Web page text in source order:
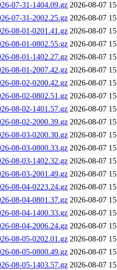
07-31-1404.09.gz 2026-08-07
07-31-2002.25.gz 2026-08-07
08-01-0201.41.gz 2026-08-07
08-01-0802.55.gz 2026-08-07
08-01-1402.27.gz 2026-08-07
08-01-2007.42.gz 2026-08-07
08-02-0200.42.gz 2026-08-07
08-02-0802.51.gz 2026-08-07
08-02-1401.57.gz 2026-08-07
08-02-2000.39.gz 2026-08-07
08-03-0200.30.gz 2026-08-07
08-03-0800.33.gz 2026-08-07
08-03-1402.32.gz 2026-08-07
08-03-2001.49.gz 2026-08-07
08-04-0223.24.gz 2026-08-07
08-04-0801.37.gz 2026-08-07
08-04-1400.33.gz 2026-08-07
08-04-2006.24.gz 2026-08-07
08-05-0202.01.gz 2026-08-07
08-05-0800.49.gz 2026-08-07
08-05-1403.57.gz 2026-08-07